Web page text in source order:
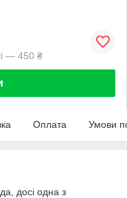
— 450 ₴
Оплата Умови
досі одна з